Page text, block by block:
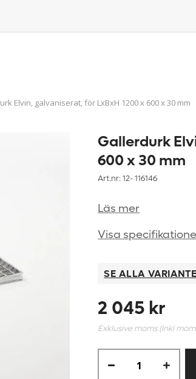
Elvin, galvaniserat, för LxBxH 1200 x 600 x 30 mm
Gallerdurk
600 x 30 mm
Art.nr: 12-116146
Läs mer
Visa
SE ALLA
2 045 kr
Exklusive moms (Inkl